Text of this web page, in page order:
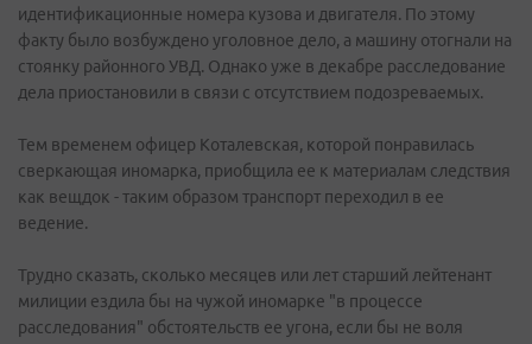
идентификационные номера кузова и двигателя. По этому
факту было возбуждено уголовное дело, а машину отогнали на
стоянку районного УВД. Однако уже в декабре расследование
дела приостановили в связи с отсутствием подозреваемых.
Тем временем офицер Коталевская, которой понравилась
сверкающая иномарка, приобщила ее к материалам следствия
как вещдок - таким образом транспорт переходил в ее
ведение.
Трудно сказать, сколько месяцев или лет старший лейтенант
милиции ездила бы на чужой иномарке "в процессе
расследования" обстоятельств ее угона, если бы не воля